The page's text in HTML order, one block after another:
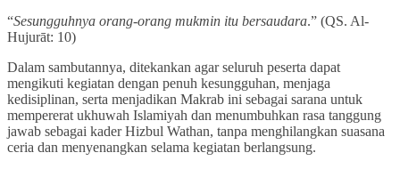
“Sesungguhnya orang-orang mukmin itu bersaudara.” (QS. Al-
Hujurāt: 10)
Dalam sambutannya, ditekankan agar seluruh peserta dapat
mengikuti kegiatan dengan penuh kesungguhan, menjaga
kedisiplinan, serta menjadikan Makrab ini sebagai sarana untuk
mempererat ukhuwah Islamiyah dan menumbuhkan rasa tanggung
jawab sebagai kader Hizbul Wathan, tanpa menghilangkan suasana
ceria dan menyenangkan selama kegiatan berlangsung.